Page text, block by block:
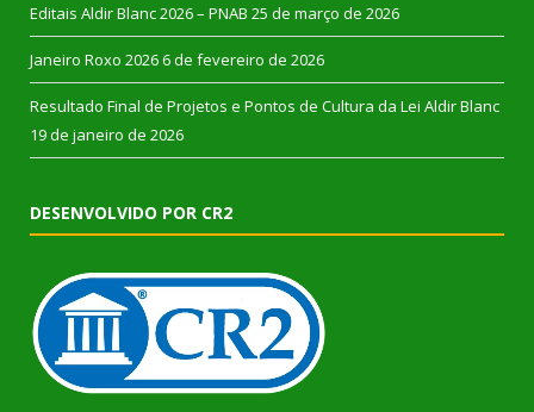
Editais Aldir Blanc 2026 – PNAB 25 de março de 2026
Janeiro Roxo 2026 6 de fevereiro de 2026
Resultado Final de Projetos e Pontos de Cultura da Lei Aldir Blanc
19 de janeiro de 2026
DESENVOLVIDO POR CR2